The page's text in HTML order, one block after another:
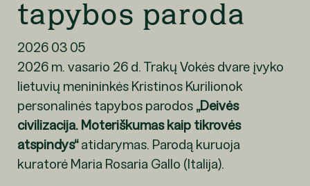
tapybos paroda
2026 03 05
2026 m. vasario 26 d. Trakų Vokės dvare įvyko
lietuvių menininkės Kristinos Kurilionok
personalinės tapybos parodos „Deivės
civilizacija. Moteriškumas kaip tikrovės
atspindys“atidarymas. Parodą kuruoja
kuratorė Maria Rosaria Gallo (Italija).